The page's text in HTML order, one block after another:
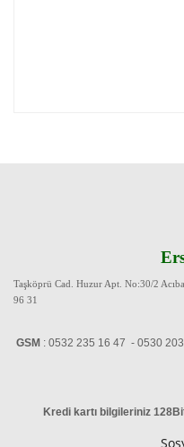
Taşköprü Cad. Huzur Apt. No:30/2
96 31
GSM : 0532 235 16 47 - 0530
Kredi kartı bilgileriniz